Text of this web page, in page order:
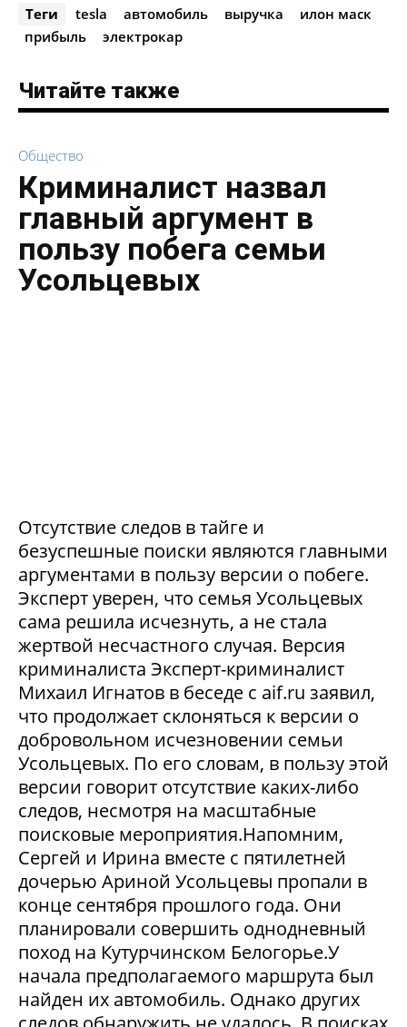
Теги tesla автомобиль выручка
илон маск
прибыль
электрокар
Читайте также
Общество
Криминалист назвал
главный аргумент в
пользу побега семьи
Усольцевых
Отсутствие следов в тайге и
безуспешные поиски являются главными
аргументами в пользу версии о побеге.
Эксперт уверен, что семья Усольцевых
сама решила исчезнуть, а не стала
жертвой несчастного случая. Версия
криминалиста Эксперт-криминалист
Михаил Игнатов в беседе с aif.ru заявил,
что продолжает склоняться к версии о
добровольном исчезновении семьи
Усольцевых. По его словам, в пользу этой
версии говорит отсутствие каких-либо
следов, несмотря на масштабные
поисковые мероприятия.Напомним,
Сергей и Ирина вместе с пятилетней
дочерью Ариной Усольцевы пропали в
конце сентября прошлого года. Они
планировали совершить однодневный
поход на Кутурчинском Белогорье.У
начала предполагаемого маршрута был
найден их автомобиль. Однако других